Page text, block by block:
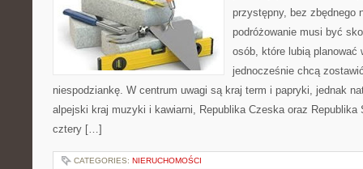
przystępny, bez zbędnego
podróżowanie musi być
osób, które lubią
jednocześnie chcą
niespodziankę. W centrum uwagi są kraj term i papryki, jednak
alpejski kraj muzyki i kawiarni, Republika Czeska oraz Republika
cztery […]
CATEGORIES: NIERUCHOMOŚCI